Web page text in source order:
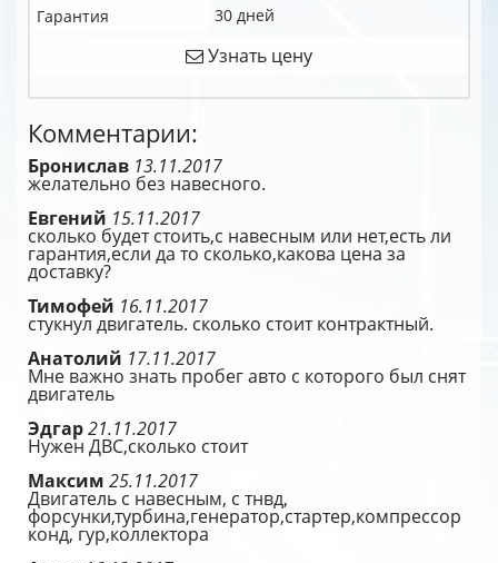
Гарантия
30 дней
Узнать цену
Комментарии:
Бронислав 13.11.2017
желательно без навесного.
Евгений 15.11.2017
сколько будет стоить,с навесным или нет,есть ли
гарантия,если да то сколько,какова цена за
доставку?
Тимофей 16.11.2017
стукнул двигатель. сколько стоит контрактный.
Анатолий 17.11.2017
Мне важно знать пробег авто с которого был снят
двигатель
Эдгар21.11.2017
Нужен ДВС,сколько стоит
Максим 25.11.2017
Двигатель с навесным, с тнвд,
форсунки,турбина,генератор,стартер,компрессор
конд, гур,коллектора